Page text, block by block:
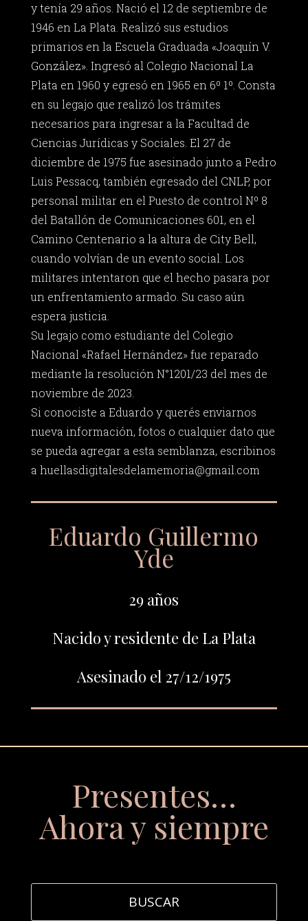
y tenía 29 años. Nació el 12 de septiembre de
1946 en La Plata. Realizó sus estudios
primarios en la Escuela Graduada «Joaquín V.
González». Ingresó al Colegio Nacional La
Plata en 1960 y egresó en 1965 en 6º 1º. Consta
en su legajo que realizó los trámites
necesarios para ingresar a la Facultad de
Ciencias Jurídicas y Sociales. El 27 de
diciembre de 1975 fue asesinado junto a Pedro
Luis Pessacq, también egresado del CNLP, por
personal militar en el Puesto de control Nº 8
del Batallón de Comunicaciones 601, en el
Camino Centenario a la altura de City Bell,
cuando volvían de un evento social. Los
militares intentaron que el hecho pasara por
un enfrentamiento armado. Su caso aún
espera justicia.
Su legajo como estudiante del Colegio
Nacional «Rafael Hernández» fue reparado
mediante la resolución N°1201/23 del mes de
noviembre de 2023.
Si conociste a Eduardo y querés enviarnos
nueva información, fotos o cualquier dato que
se pueda agregar a esta semblanza, escribinos
a huellasdigitalesdelamemoria@gmail.com
Eduardo Guillermo
Yde
29 años
Nacido y residente de La Plata
Asesinado el 27/12/1975
Presentes…
Ahora y siempre